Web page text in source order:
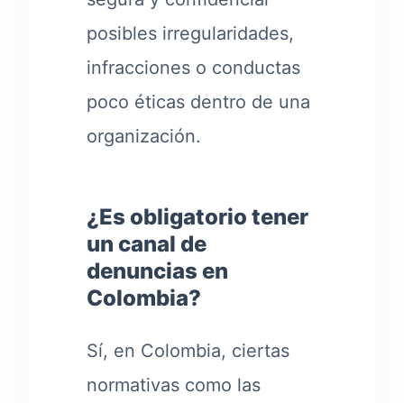
posibles irregularidades,
infracciones o conductas
poco éticas dentro de una
organización.
¿Es obligatorio tener
un canal de
denuncias en
Colombia?
Sí, en Colombia, ciertas
normativas como las